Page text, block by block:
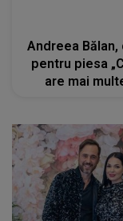
Andreea
pentru piesa „Cu inima”:
are mai